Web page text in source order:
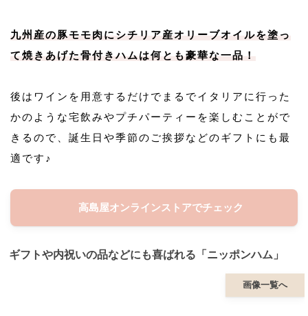
九州産の豚モモ肉にシチリア産オリーブオイルを塗っ
て焼きあげた骨付きハムは何とも豪華な一品！
後はワインを用意するだけでまるでイタリアに行った
かのような宅飲みやプチパーティーを楽しむことがで
きるので、誕生日や季節のご挨拶などのギフトにも最
適です♪
高島屋オンラインストアでチェック
ギフトや内祝いの品などにも喜ばれる「ニッポンハム」
画像一覧へ